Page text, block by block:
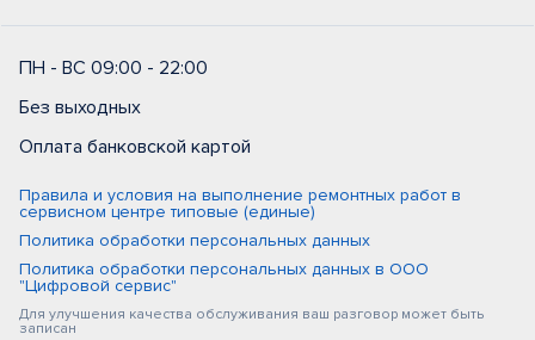
ПН - ВС 09:00 - 22:00
Без выходных
Оплата банковской картой
Правила и условия на выполнение ремонтных работ в
сервисном центре типовые (единые)
Политика обработки персональных данных
Политика обработки персональных данных в ООО
"Цифровой сервис"
Для улучшения качества обслуживания ваш разговор может быть
записан